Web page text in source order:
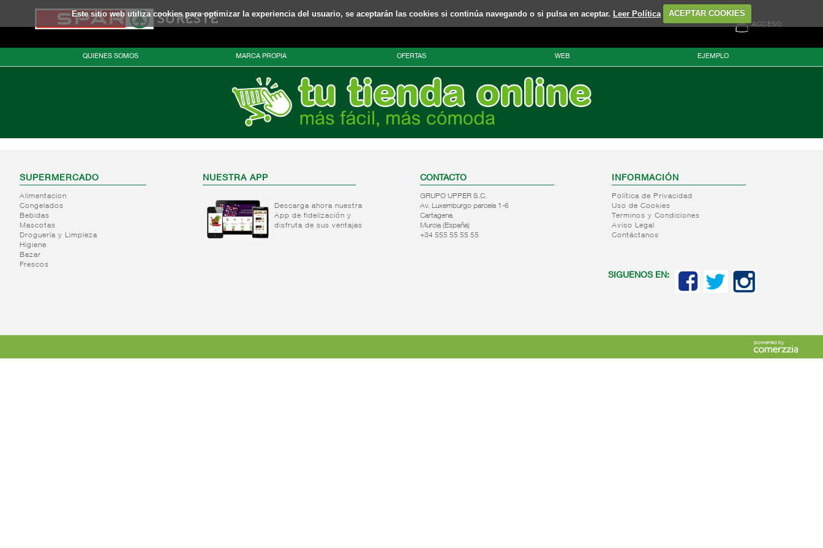
Este sitio web utiliza cookies para optimizar la experiencia del usuario, se aceptarán las cookies si continúa navegando o si pulsa en aceptar. Leer Política ACEPTAR COOKIES
ACCESO
QUIENES SOMOS MARCA PROPIA OFERTAS WEB EJEMPLO
SUPERMERCADO
Alimentacion
Congelados
Bebidas
Mascotas
Droguería y Limpieza
Higiene
Bazar
Frescos
NUESTRA APP
Descarga ahora nuestra
App de fidelización y
disfruta de sus ventajas
CONTACTO
GRUPO UPPER S.C.
Av. Luxemburgo parcela 1-6
Cartagena
Murcia (España)
+34 555 55 55 55
INFORMACIÓN
Política de Privacidad
Uso de Cookies
Terminos y Condiciones
Aviso Legal
Contáctanos
SIGUENOS EN: